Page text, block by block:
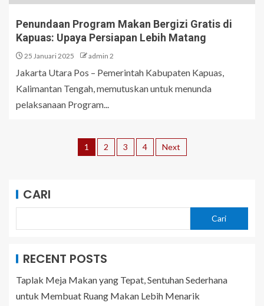
Penundaan Program Makan Bergizi Gratis di
Kapuas: Upaya Persiapan Lebih Matang
25 Januari 2025 admin 2
Jakarta Utara Pos – Pemerintah Kabupaten Kapuas,
Kalimantan Tengah, memutuskan untuk menunda
pelaksanaan Program...
1 2 3 4 Next
CARI
Cari
RECENT POSTS
Taplak Meja Makan yang Tepat, Sentuhan Sederhana
untuk Membuat Ruang Makan Lebih Menarik